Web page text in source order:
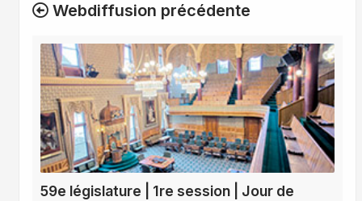
Webdiffusion précédente
59e législature | 1re session | Jour de